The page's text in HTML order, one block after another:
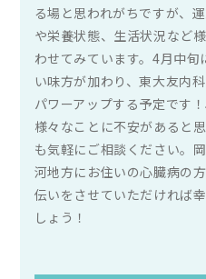
る場と思われがちですが、
や栄養状態、生活状況など
わせてみています。4月中
い味方が加わり、東大友内
パワーアップする予定です
様々なことに不安があると
も気軽にご相談ください。
河地方にお住いの心臓病の
伝いをさせていただければ
しょう！